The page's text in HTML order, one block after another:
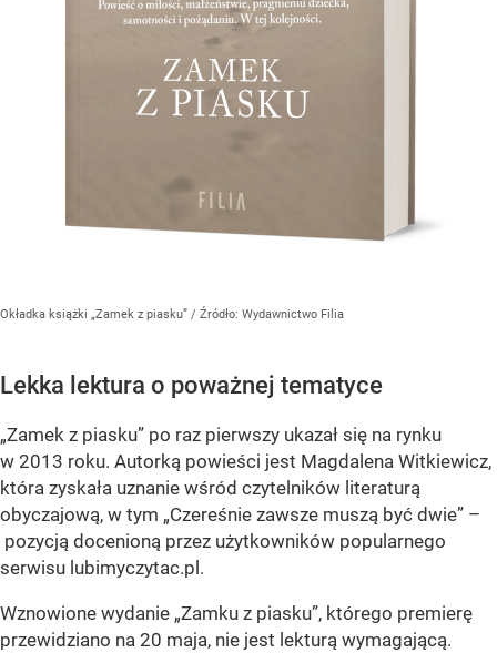
Okładka książki „Zamek z piasku” / Źródło: Wydawnictwo Filia
Lekka lektura o poważnej tematyce
„Zamek z piasku” po raz pierwszy ukazał się na rynku
w 2013 roku. Autorką powieści jest Magdalena Witkiewicz,
która zyskała uznanie wśród czytelników literaturą
obyczajową, w tym „Czereśnie zawsze muszą być dwie” –
pozycją docenioną przez użytkowników popularnego
serwisu lubimyczytac.pl.
Wznowione wydanie „Zamku z piasku”, którego premierę
przewidziano na 20 maja, nie jest lekturą wymagającą.